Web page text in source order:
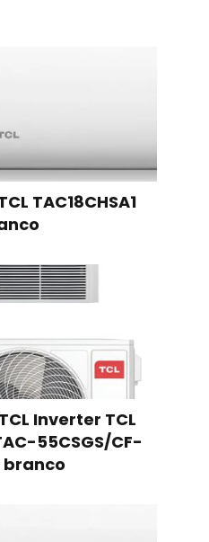
TAC18CHSA1
Inverter TCL
55CSGS/CF-
branco